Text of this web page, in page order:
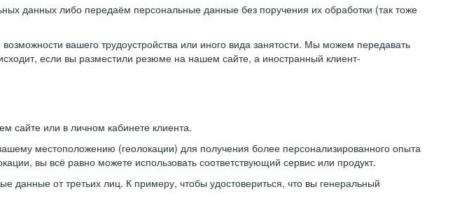
данных либо передаём персональные данные без поручения их обработки (так тоже
вашего трудоустройства или иного вида занятости. Мы можем передавать
если вы разместили резюме на нашем сайте, а иностранный клиент-
или в личном кабинете клиента.
местоположению (геолокации) для получения более персонализированного опыта
вы всё равно можете использовать соответствующий сервис или продукт.
от третьих лиц. К примеру, чтобы удостовериться, что вы генеральный